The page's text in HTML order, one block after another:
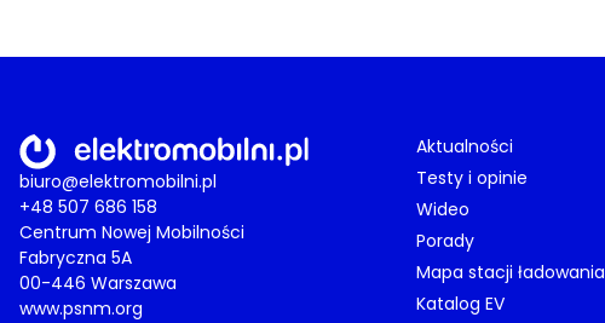
biuro@elektromobilni.pl
+48 507 686 158
Centrum Nowej Mobilności
Fabryczna 5A
00-446 Warszawa
www.psnm.org
Aktualności
Testy i opinie
Wideo
Porady
Mapa stacji ładowania
Katalog EV